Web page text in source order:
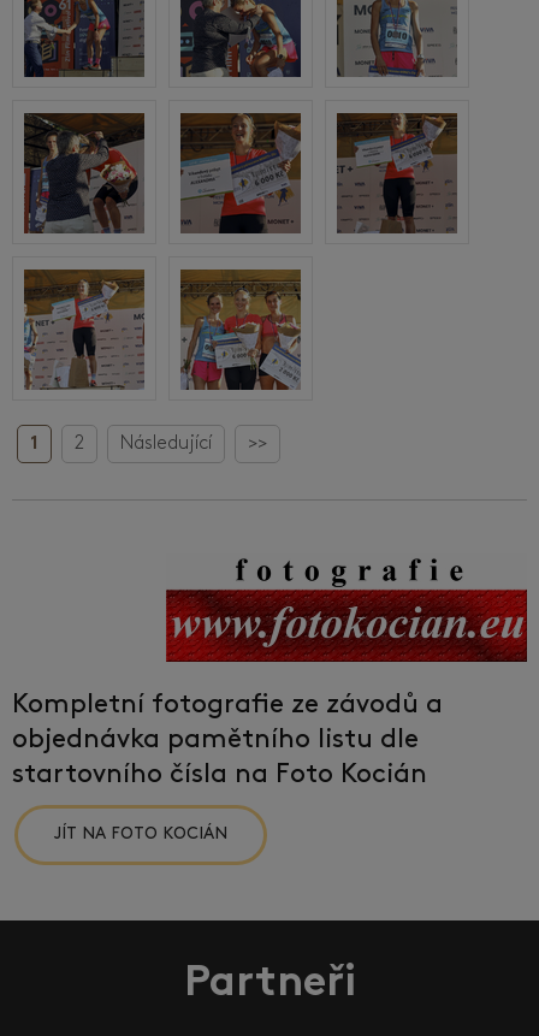
1 2 Následující >>
Kompletní fotografie ze závodů a
objednávka pamětního listu dle
startovního čísla na Foto Kocián
JÍT NA FOTO KOCIÁN
Partneři